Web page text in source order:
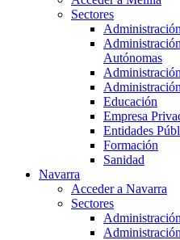
Sectores
Autónomas
Educación
Empresa
Entidades
Formación
Sanidad
Navarra
Acceder a Navarra
Sectores